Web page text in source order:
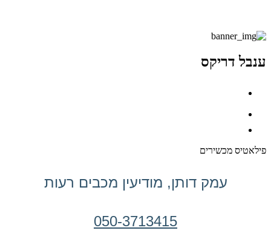
ענבל דריקס
פילאטיס מכשירים
עמק דותן, מודיעין מכבים רעות
050-3713415